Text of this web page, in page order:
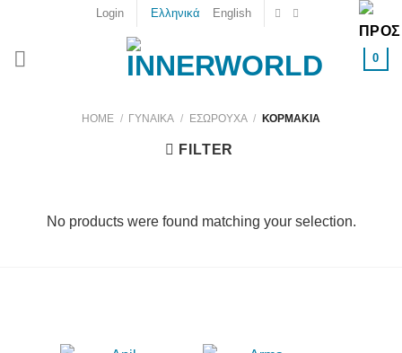
content
Login Ελληνικά English
0
HOME / ΓΥΝΑΙΚΑ / ΕΣΏΡΟΥΧΑ / ΚΟΡΜΆΚΙΑ
FILTER
No products were found matching your selection.